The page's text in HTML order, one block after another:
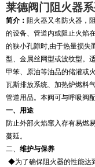
莱德阀门阻火器
简介： 阻火器又名防火器，
的设备、管道内或阻止火焰
的狭小孔隙时,由于热量损失
型、金属丝网型或波纹型。
甲笨、原油等油品的储灌或
瓦斯排放系统、加热炉燃料
管道用品。本阀可与呼吸阀
一、用途
防止外部火焰窜入存有易燃
蔓延。
二、 维护与保养
◆为了确保阻火器的性能达